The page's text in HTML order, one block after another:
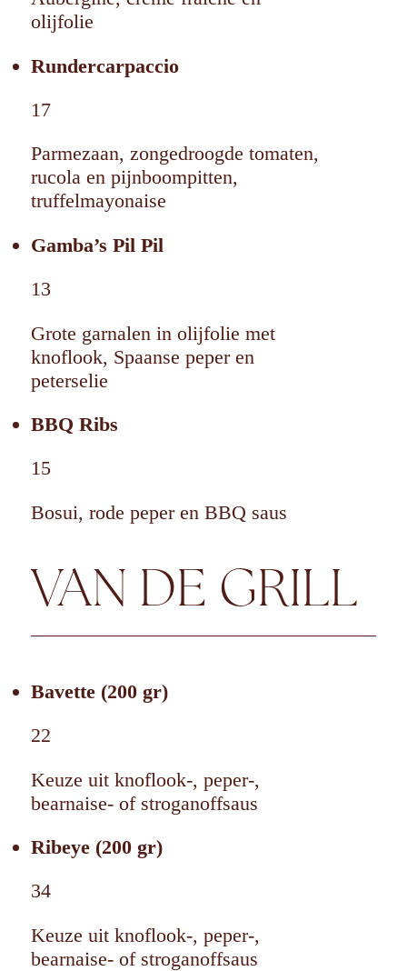
olijfolie
Rundercarpaccio
17
Parmezaan, zongedroogde tomaten,
rucola en pijnboompitten,
truffelmayonaise
Gamba’s Pil Pil
13
Grote garnalen in olijfolie met
knoflook, Spaanse peper en
peterselie
BBQ Ribs
15
Bosui, rode peper en BBQ saus
VAN DE GRILL
Bavette (200 gr)
22
Keuze uit knoflook-, peper-,
bearnaise- of stroganoffsaus
Ribeye (200 gr)
34
Keuze uit knoflook-, peper-,
bearnaise- of stroganoffsaus